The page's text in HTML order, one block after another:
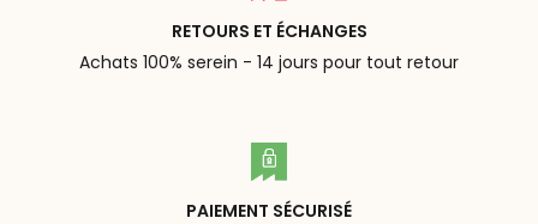
RETOURS ET ÉCHANGES
Achats 100% serein - 14 jours pour tout retour
PAIEMENT SÉCURISÉ